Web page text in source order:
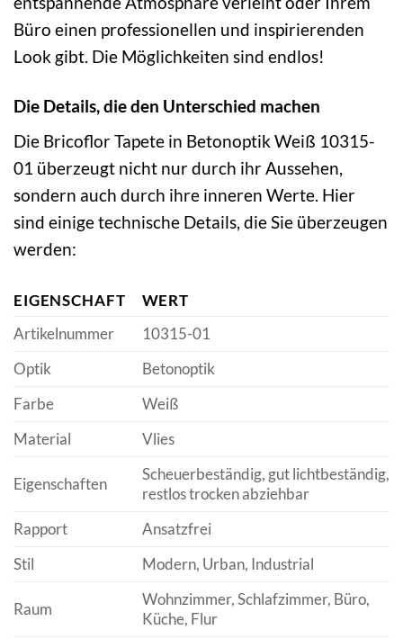
Büro einen professionellen und inspirierenden
Look gibt. Die Möglichkeiten sind endlos!
Die Details, die den Unterschied machen
Die Bricoflor Tapete in Betonoptik Weiß 10315-
01 überzeugt nicht nur durch ihr Aussehen,
sondern auch durch ihre inneren Werte. Hier
sind einige technische Details, die Sie überzeugen
werden:
EIGENSCHAFT
WERT
Artikelnummer
10315-01
Optik
Betonoptik
Farbe
Weiß
Material
Vlies
Eigenschaften
Scheuerbeständig, gut lichtbeständig,
restlos trocken abziehbar
Rapport
Ansatzfrei
Stil
Modern, Urban, Industrial
Raum
Wohnzimmer, Schlafzimmer, Büro,
Küche, Flur